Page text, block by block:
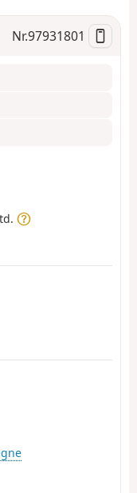
Nr.97931801